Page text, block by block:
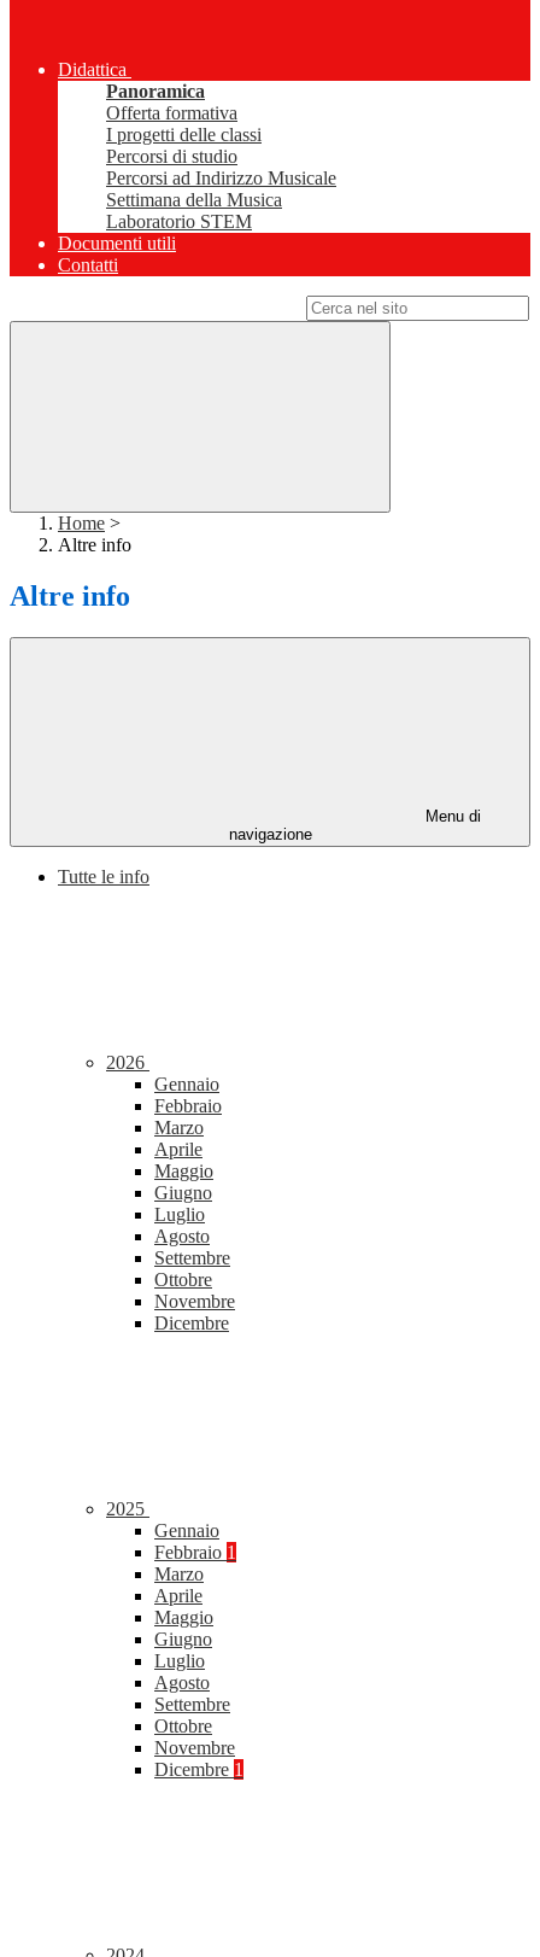
Didattica
Panoramica
Offerta formativa
I progetti delle classi
Percorsi di studio
Percorsi ad Indirizzo Musicale
Settimana della Musica
Laboratorio STEM
Documenti utili
Contatti
Home >
Altre info
Altre info
Menu di
navigazione
Tutte le info
2026
Gennaio
Febbraio
Marzo
Aprile
Maggio
Giugno
Luglio
Agosto
Settembre
Ottobre
Novembre
Dicembre
2025
Gennaio
Febbraio 1
Marzo
Aprile
Maggio
Giugno
Luglio
Agosto
Settembre
Ottobre
Novembre
Dicembre 1